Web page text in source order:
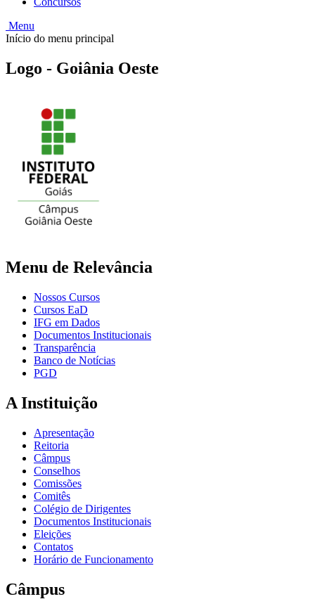
Menu
Início do menu principal
Logo - Goiânia Oeste
Menu de Relevância
Nossos Cursos
Cursos EaD
IFG em Dados
Documentos Institucionais
Transparência
Banco de Notícias
PGD
A Instituição
Apresentação
Reitoria
Câmpus
Conselhos
Comissões
Comitês
Colégio de Dirigentes
Documentos Institucionais
Eleições
Contatos
Horário de Funcionamento
Câmpus